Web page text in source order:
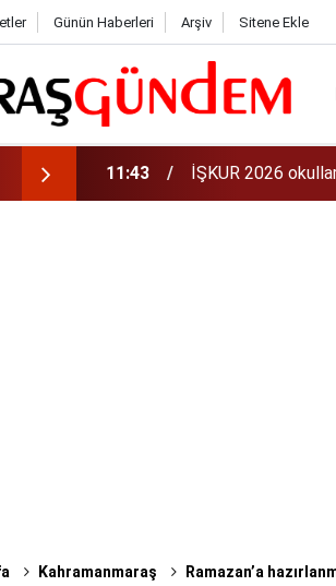
Günün Haberleri Arşiv Sitene Ekle
alınacak 11:40 iPhone 18 Ne
Kahramanmaraş Ramazan’a